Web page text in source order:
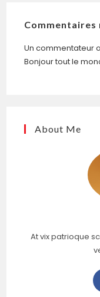
Commentaires
Un commentateur
Bonjour tout le
About Me
At vix patrioque